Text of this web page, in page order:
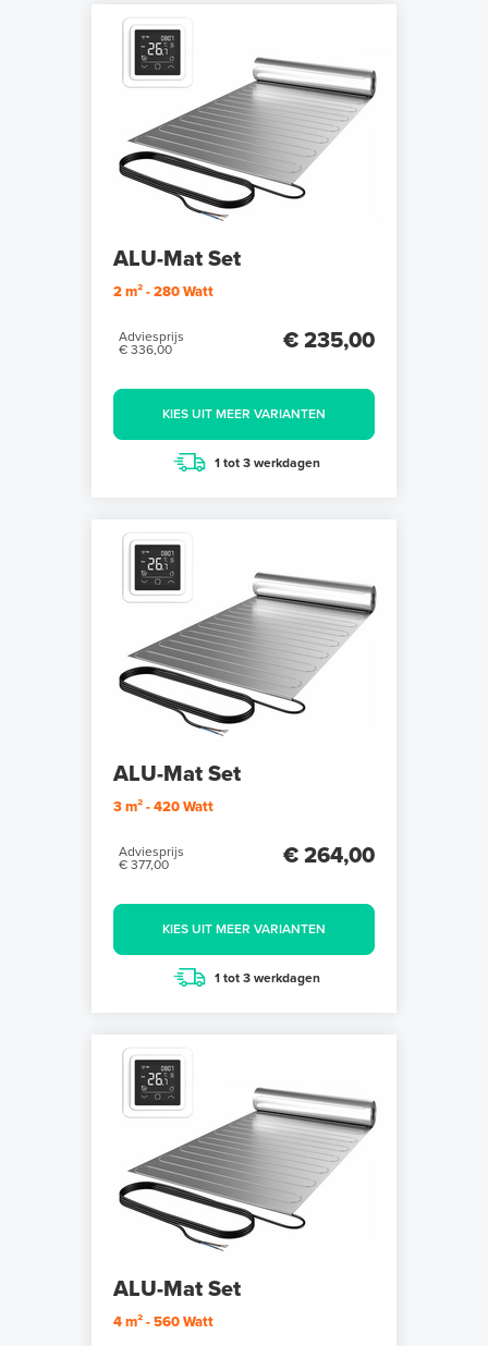
ALU-Mat Set
2 m² - 280 Watt
Adviesprijs
€ 336,00
€ 235,00
KIES UIT MEER VARIANTEN
1 tot 3 werkdagen
ALU-Mat Set
3 m² - 420 Watt
Adviesprijs
€ 377,00
€ 264,00
KIES UIT MEER VARIANTEN
1 tot 3 werkdagen
ALU-Mat Set
4 m² - 560 Watt